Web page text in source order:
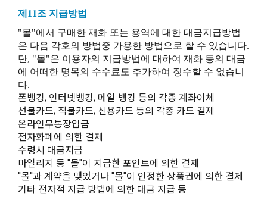
제11조 지급방법
"몰"에서 구매한 재화 또는 용역에 대한 대금지급방법
은 다음 각호의 방법중 가용한 방법으로 할 수 있습니다.
단, "몰"은 이용자의 지급방법에 대하여 재화 등의 대금
에 어떠한 명목의 수수료도 추가하여 징수할 수 없습니
다.
폰뱅킹, 인터넷뱅킹, 메일 뱅킹 등의 각종 계좌이체
선불카드, 직불카드, 신용카드 등의 각종 카드 결제
온라인무통장입금
전자화폐에 의한 결제
수령시 대금지급
마일리지 등 "몰"이 지급한 포인트에 의한 결제
"몰"과 계약을 맺었거나 "몰"이 인정한 상품권에 의한 결제
기타 전자적 지급 방법에 의한 대금 지급 등